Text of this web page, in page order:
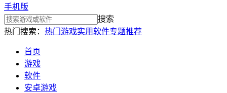
手机版
搜索
热门搜索： 热门游戏实用软件专题推荐
首页
游戏
软件
安卓游戏